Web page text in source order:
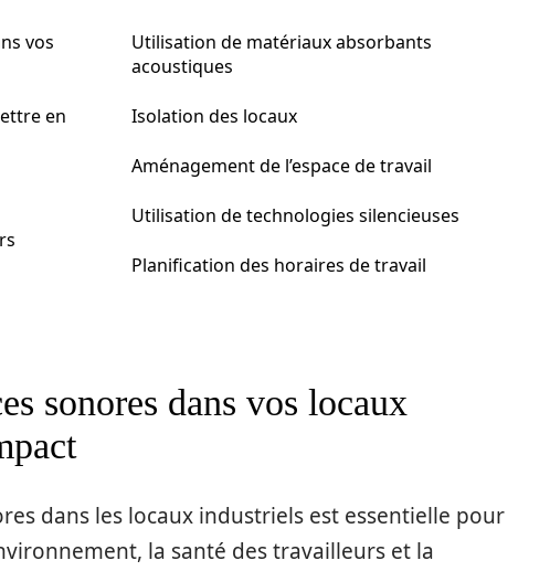
vos
en
Utilisation de matériaux absorbants
acoustiques
Isolation des locaux
Aménagement de l’espace de travail
Utilisation de technologies silencieuses
Planification des horaires de travail
sonores dans vos locaux
dans les locaux industriels est essentielle pour
la santé des travailleurs et la